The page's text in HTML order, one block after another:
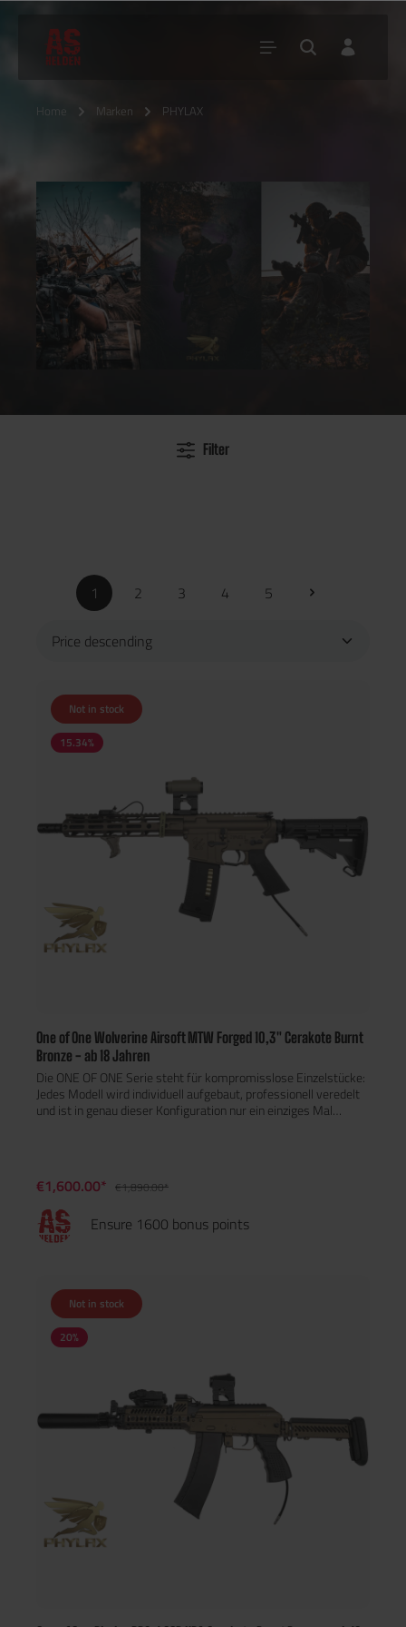
Home Marken PHYLAX
Filter
1 2 3 4 5
Not in stock
15.34%
One of One Wolverine Airsoft MTW Forged 10,3" Cerakote Burnt
Bronze - ab 18 Jahren
Die ONE OF ONE Serie steht für kompromisslose Einzelstücke:
Jedes Modell wird individuell aufgebaut, professionell veredelt
und ist in genau dieser Konfiguration nur ein einziges Mal
ist ein kompaktes, leistungsstarkes HPA-Gewehr mit
markanter Optik und hervorragendem Handling. Exklusive
Cerakote-Veredelung Dieses Modell wurde durch uns mit einer
professionellen Cerakote-Beschichtung in Burnt Bronze
langlebigen Schutz für Aluminium- und Stahlbauteile Jede
Cerakote-Arbeit ist ein Unikat – Farbton und Finish besitzen
stets individuellen Charakter. Verbaute Komponenten &
Ausstattung Basisplattform Wolverine Airsoft MTW Forged
Aluminium-Receiver für maximale Stabilität Kompakte, führige
Konfiguration – ideal für CQB & dynamische Outdoor-Games
Optik & Montage AIM-O QD T1 High Mount – Tan WADSN UT
FAST Micro Mount – Black Front & Handling Phylax Handstop
VP24 KeyMod / M-LOK – Tan Beleuchtung & Steuerung Phylax
Deactivated M300A Scout Light Mini – Black WADSN Offset
Scout Mount PX16 / 416 – Black WADSN ML Button Lite SF
Foam – Black Unkomplizierter Versand von Artikeln ab 16 oder
ab 18 Jahren!Kein Zusenden von Ausweiskopien
notwendig Keine Wartezeit durch eine manuelle
Altersverifikation Gewährleistung, dass die Sendung nur an dich
€1,600.00* €1,890.00*
Ensure 1600 bonus points
Not in stock
20%